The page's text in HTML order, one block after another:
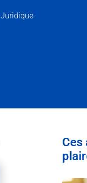
Juridique
Ces